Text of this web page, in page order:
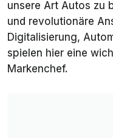
unsere Art Autos zu
und revolutionäre
Digitalisierung,
spielen hier eine
Markenchef.